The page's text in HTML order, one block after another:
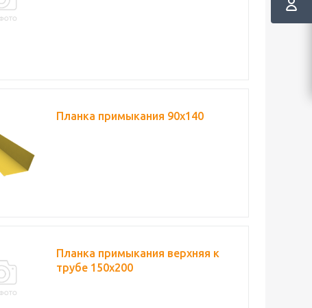
Планка примыкания 90х140
Планка примыкания верхняя к
трубе 150х200